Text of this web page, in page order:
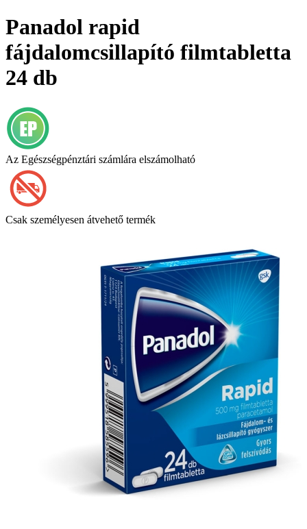
Panadol rapid
fájdalomcsillapító filmtabletta
24 db
Az Egészségpénztári számlára elszámolható
Csak személyesen átvehető termék